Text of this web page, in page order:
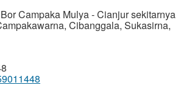
Campaka Mulya - Cianjur sekitarnya
Cibanggala, Sukasirna,